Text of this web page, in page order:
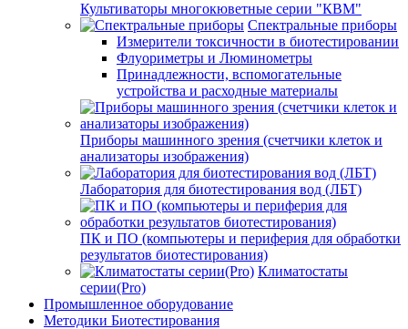
Культиваторы многокюветные серии "КВМ"
Спектральные приборы
Измерители токсичности в биотестировании
Флуориметры и Люминометры
Принадлежности, вспомогательные
устройства и расходные материалы
Приборы машинного зрения (счетчики клеток и
анализаторы изображения)
Лаборатория для биотестирования вод (ЛБТ)
ПК и ПО (компьютеры и периферия для обработки
результатов биотестирования)
Климатостаты
серии(Pro)
Промышленное оборудование
Методики Биотестирования